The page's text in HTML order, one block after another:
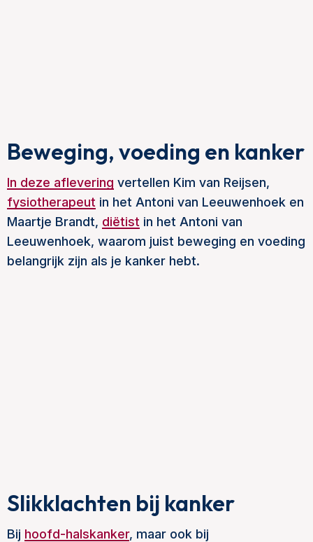
Beweging, voeding en kanker
In deze aflevering vertellen Kim van Reijsen,
fysiotherapeut in het Antoni van Leeuwenhoek en
Maartje Brandt, diëtist in het Antoni van
Leeuwenhoek, waarom juist beweging en voeding
belangrijk zijn als je kanker hebt.
Slikklachten bij kanker
Bij hoofd-halskanker, maar ook bij